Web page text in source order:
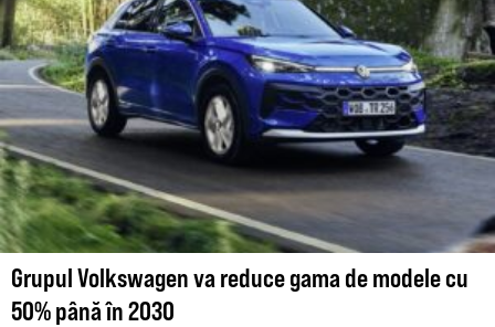
Grupul Volkswagen va reduce gama de modele cu
50% până în 2030